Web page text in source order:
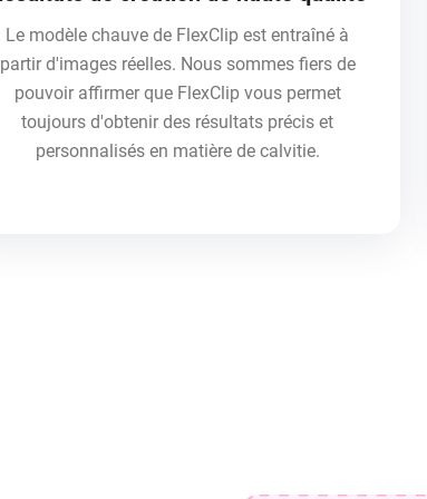
Le modèle chauve de FlexClip est entraîné à
partir d'images réelles. Nous sommes fiers de
pouvoir affirmer que FlexClip vous permet
toujours d'obtenir des résultats précis et
personnalisés en matière de calvitie.